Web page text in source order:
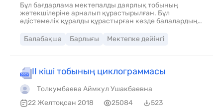
Бұл бағдарлама мектепалды даярлық тобының
жетекшілеріне арналып құрастырылған. Бұл
әдістемелік құралды құрастырған кезде балалардың
есептер, жаттығулар, жұмбақ есептер балалардың
ой-өрісін дамытуға көмектеседі, ойлау қабілеті,
Балабақша Барлығы Мектепке дейінгі
ІІ кіші тобының циклограммасы
Толкумбаева Аймкул Ушакбаевна
22 Желтоқсан 2018
25084
523